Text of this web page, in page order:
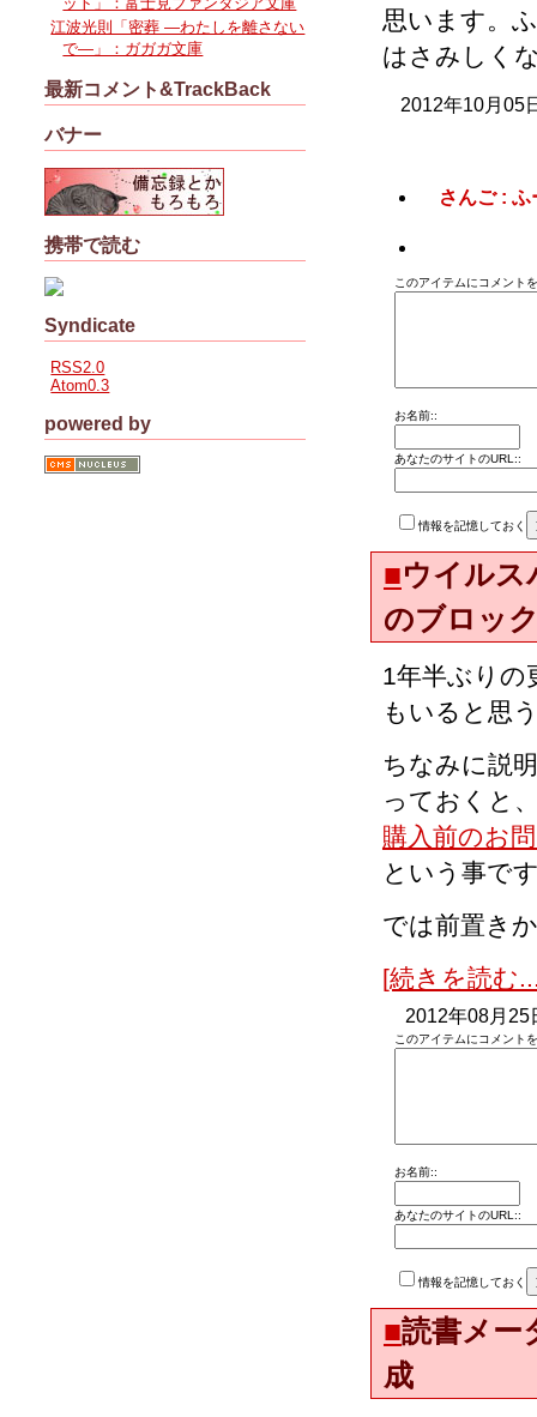
思います。
はさみしく
2012年10月05
さんご :
このアイテムにコメント
お名前::
あなたのサイトのURL::
情報を記憶しておく
■ウイルス
のブロッ
1年半ぶり
もいると思
ちなみに説
っておくと
購入前のお
という事で
では前置き
[続きを読む
2012年08月
このアイテムにコメント
お名前::
あなたのサイトのURL::
情報を記憶しておく
■読書メー
成
江波光則「密葬 ―わたしを離さない
で―」：ガガガ文庫
最新コメント&TrackBack
バナー
携帯で読む
Syndicate
RSS2.0
Atom0.3
powered by